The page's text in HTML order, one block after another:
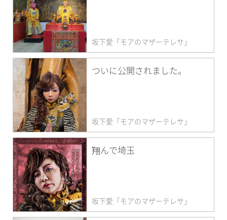
坂下愛「モアのマザーテレサ」
ついに公開されました。
坂下愛「モアのマザーテレサ」
翔んで埼玉
坂下愛「モアのマザーテレサ」